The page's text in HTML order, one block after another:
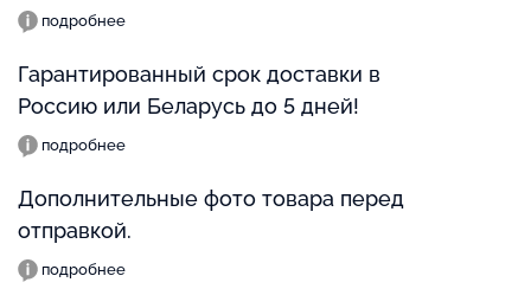
подробнее
Гарантированный срок доставки в
Россию или Беларусь до 5 дней!
подробнее
Дополнительные фото товара перед
отправкой.
подробнее